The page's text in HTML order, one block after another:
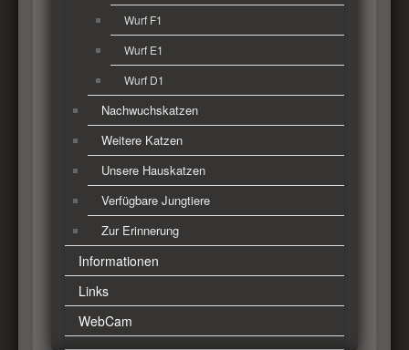
Wurf F1
Wurf E1
Wurf D1
Nachwuchskatzen
Weitere Katzen
Unsere Hauskatzen
Verfügbare Jungtiere
Zur Erinnerung
Informationen
Links
WebCam